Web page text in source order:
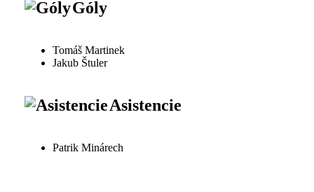
Góly
Tomáš Martinek
Jakub Štuler
Asistencie
Patrik Minárech